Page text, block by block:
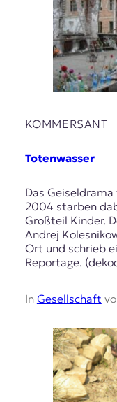
KOMMERSANT
Totenwasser
Das
2004 starben
Großteil Kinder.
Andrej
Ort und schrieb
Reportage.
In Gesellschaft